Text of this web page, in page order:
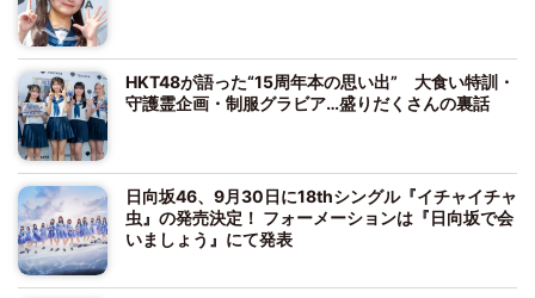
HKT48が語った“15周年本の思い出” 大食い特訓・
守護霊企画・制服グラビア…盛りだくさんの裏話
日向坂46、9月30日に18thシングル『イチャイチャ
虫』の発売決定！ フォーメーションは『日向坂で会
いましょう』にて発表